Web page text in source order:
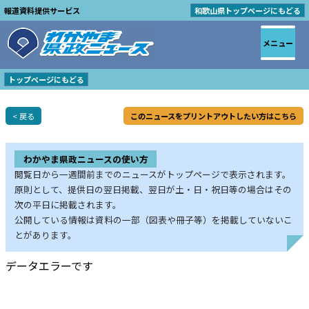
報道資料提供サービス 和歌山県トップページにもどる
トップページにもどる
< 戻る このニュースをプリントアウトしたい方はこちら
わかやま県政ニュースの使い方
閲覧日から一週間前までのニュースがトップページで表示されます。
原則として、提供日の翌日掲載、翌日が土・日・祝日等の場合はその
次の平日に掲載されます。
公開している情報は資料の一部（図表や冊子等）を掲載していないこ
とがあります。
データエラーです
メニュー